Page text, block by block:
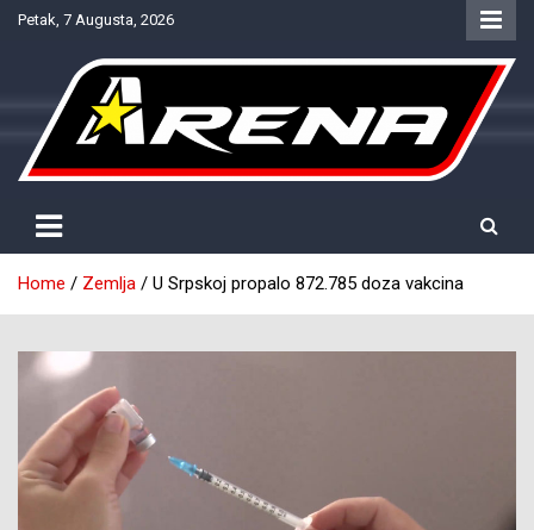
SkipPetak, 7 Augusta, 2026
NTV Arena
Home Zemlja U Srpskoj propalo 872.785 doza vakcina